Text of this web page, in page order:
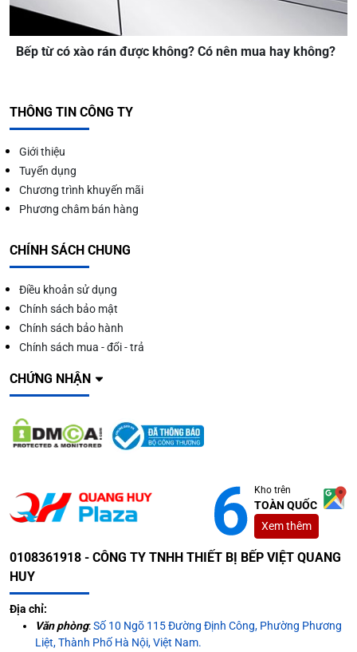
Bếp từ có xào rán được không? Có nên mua hay không?
THÔNG TIN CÔNG TY
Giới thiệu
Tuyển dụng
Chương trình khuyến mãi
Phương châm bán hàng
CHÍNH SÁCH CHUNG
Điều khoản sử dụng
Chính sách bảo mật
Chính sách bảo hành
Chính sách mua - đổi - trả
CHỨNG NHẬN
Kho trên
TOÀN QUỐC
Xem thêm
0108361918 - CÔNG TY TNHH THIẾT BỊ BẾP VIỆT QUANG
HUY
Địa chỉ:
Văn phòng:Số 10 Ngõ 115 Đường Định Công, Phường Phương
Liệt, Thành Phố Hà Nội, Việt Nam.